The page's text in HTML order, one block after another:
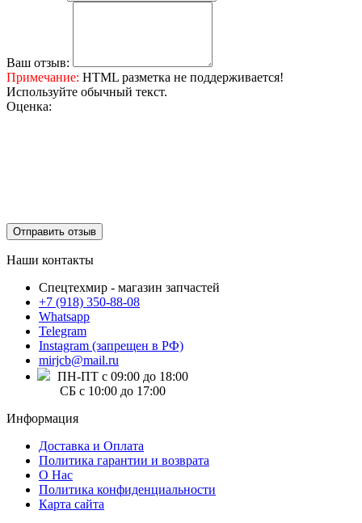
Ваш отзыв:
Примечание: HTML разметка не поддерживается!
Используйте обычный текст.
Оценка:
Отправить отзыв
Наши контакты
Спецтехмир - магазин запчастей
+7 (918) 350-88-08
Whatsapp
Telegram
Instagram (запрещен в РФ)
mirjcb@mail.ru
ПН-ПТ с 09:00 до 18:00
СБ с 10:00 до 17:00
Информация
Доставка и Оплата
Политика гарантии и возврата
О Нас
Политика конфиденциальности
Карта сайта